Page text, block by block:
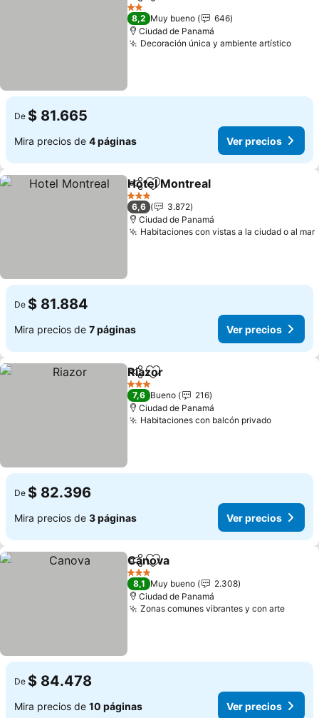
2 Estrellas
8,2 Muy bueno
646
Ciudad de Panamá
Decoración única y ambiente artístico
De $ 81.665
Mira precios de 4 páginas Ver precios
CompartirAgregar a favoritos
Hotel Montreal
3 Estrellas
6,6
3.872
Ciudad de Panamá
Habitaciones con vistas a la ciudad o al mar
De $ 81.884
Mira precios de 7 páginas Ver precios
CompartirAgregar a favoritos
Riazor
3 Estrellas
7,6 Bueno
216
Ciudad de Panamá
Habitaciones con balcón privado
De $ 82.396
Mira precios de 3 páginas Ver precios
CompartirAgregar a favoritos
Canova
3 Estrellas
8,1 Muy bueno
2.308
Ciudad de Panamá
Zonas comunes vibrantes y con arte
De $ 84.478
Mira precios de 10 páginas Ver precios